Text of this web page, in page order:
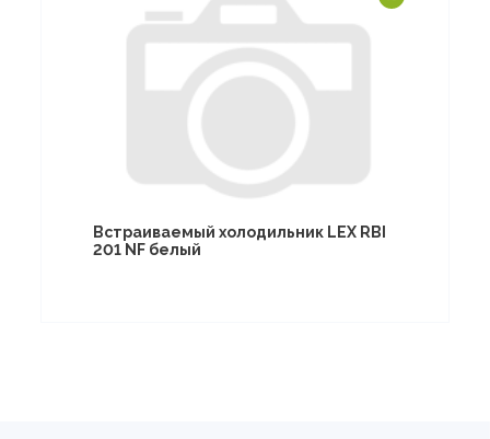
Встраиваемый холодильник LEX RBI
201 NF белый